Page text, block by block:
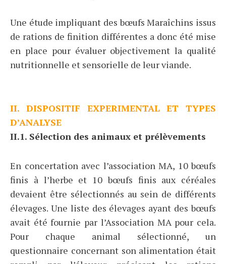
Une étude impliquant des bœufs Maraîchins issus
de rations de finition différentes a donc été mise
en place pour évaluer objectivement la qualité
nutritionnelle et sensorielle de leur viande.
II. DISPOSITIF EXPERIMENTAL ET TYPES
D’ANALYSE
II.1. Sélection des animaux et prélèvements
En concertation avec l’association MA, 10 bœufs
finis à l’herbe et 10 bœufs finis aux céréales
devaient être sélectionnés au sein de différents
élevages. Une liste des élevages ayant des bœufs
avait été fournie par l’Association MA pour cela.
Pour chaque animal sélectionné, un
questionnaire concernant son alimentation était